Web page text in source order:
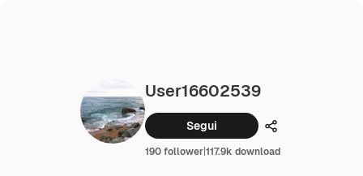
User16602539
Segui Condividi
190 follower|117.9k download